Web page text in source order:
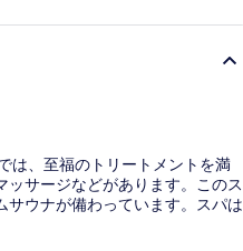
は、至福のトリートメントを満
サージなどがあります。このス
サウナが備わっています。スパは